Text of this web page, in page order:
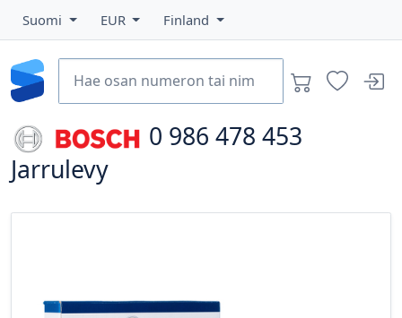
Suomi EUR Finland
0 986 478 453
Jarrulevy